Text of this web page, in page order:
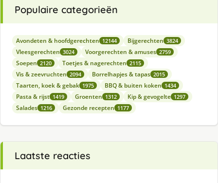
Populaire categorieën
Avondeten & hoofdgerechten 12144 Bijgerechten 3824
Vleesgerechten 3024 Voorgerechten & amuses 2759
Soepen 2120 Toetjes & nagerechten 2115
Vis & zeevruchten 2094 Borrelhapjes & tapas 2015
Taarten, koek & gebak 1975 BBQ & buiten koken 1434
Pasta & rijst 1419 Groenten 1312 Kip & gevogelte 1297
Salades 1216 Gezonde recepten 1177
Laatste reacties